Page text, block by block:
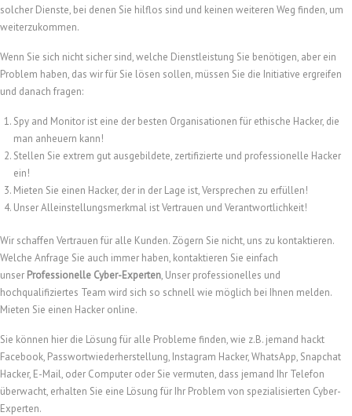
solcher Dienste, bei denen Sie hilflos sind und keinen weiteren Weg finden, um
weiterzukommen.
Wenn Sie sich nicht sicher sind, welche Dienstleistung Sie benötigen, aber ein
Problem haben, das wir für Sie lösen sollen, müssen Sie die Initiative ergreifen
und danach fragen:
Spy and Monitor ist eine der besten Organisationen für ethische Hacker, die
man anheuern kann!
Stellen Sie extrem gut ausgebildete, zertifizierte und professionelle Hacker
ein!
Mieten Sie einen Hacker, der in der Lage ist, Versprechen zu erfüllen!
Unser Alleinstellungsmerkmal ist Vertrauen und Verantwortlichkeit!
Wir schaffen Vertrauen für alle Kunden. Zögern Sie nicht, uns zu kontaktieren.
Welche Anfrage Sie auch immer haben, kontaktieren Sie einfach
unser Professionelle Cyber-Experten, Unser professionelles und
hochqualifiziertes Team wird sich so schnell wie möglich bei Ihnen melden.
Mieten Sie einen Hacker online.
Sie können hier die Lösung für alle Probleme finden, wie z.B. jemand hackt
Facebook, Passwortwiederherstellung, Instagram Hacker, WhatsApp, Snapchat
Hacker, E-Mail, oder Computer oder Sie vermuten, dass jemand Ihr Telefon
überwacht, erhalten Sie eine Lösung für Ihr Problem von spezialisierten Cyber-
Experten.